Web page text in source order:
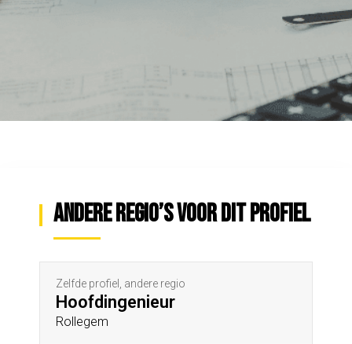
Andere regio’s voor dit profiel
Zelfde profiel, andere regio
Hoofdingenieur
Rollegem